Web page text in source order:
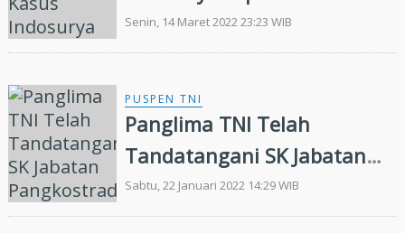
dan Quotex
Senin, 14 Maret 2022 23:23 WIB
PUSPEN TNI
Panglima TNI Telah
Tandatangani SK Jabatan
Pangkostrad,
Pangkoarmada, dan
Sabtu, 22 Januari 2022 14:29 WIB